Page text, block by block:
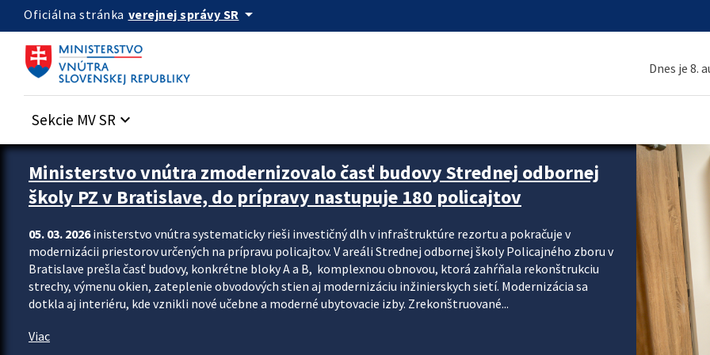
Preskocit na hlavný obsah
Oficiálna stránka verejnej správy SR arrow_drop_down
Dnes je 8.
Sekcie MV SR keyboard_arrow_down
Ministerstvo vnútra zmodernizovalo časť budovy Strednej odbornej
školy PZ v Bratislave, do prípravy nastupuje 180 policajtov
05. 03. 2026inisterstvo vnútra systematicky rieši investičný dlh v infraštruktúre rezortu a pokračuje v
modernizácii priestorov určených na prípravu policajtov. V areáli Strednej odbornej školy Policajného zboru v
Bratislave prešla časť budovy, konkrétne bloky A a B, komplexnou obnovou, ktorá zahŕňala rekonštrukciu
strechy, výmenu okien, zateplenie obvodových stien aj modernizáciu inžinierskych sietí. Modernizácia sa
dotkla aj interiéru, kde vznikli nové učebne a moderné ubytovacie izby. Zrekonštruované...
Viac